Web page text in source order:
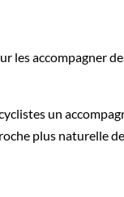
les accompagner
un
plus naturelle